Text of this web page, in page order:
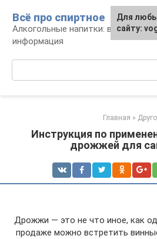
контенту
Всё про спиртное
Алкогольные напитки: виды,
информация
Главная »
Инструкция по
дрожжей для
Дрожжи — это не что иное, как
продаже можно встретить
Для
сайту: